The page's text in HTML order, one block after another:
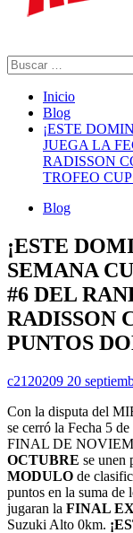
Buscar:
Inicio
Blog
¡ESTE
JUEGA LA
RADISSON
TROFEO
Blog
¡ESTE
SEMANA
#6 DEL
RADISSON
PUNTOS
c2120209 20
Con la disputa del
se cerró la Fecha 5
FINAL DE
OCTUBRE se unen
MODULO de
puntos en la suma de
jugaran la FINAL
Suzuki Alto 0km.